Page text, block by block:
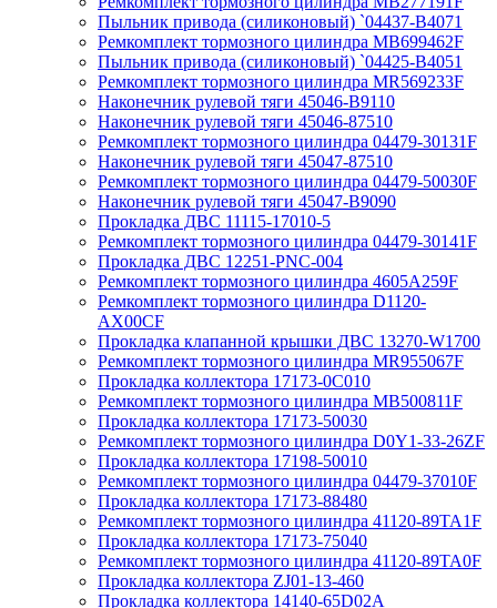
Пыльник привода (силиконовый) `04437-B4071
Ремкомплект тормозного цилиндра MB699462F
Пыльник привода (силиконовый) `04425-B4051
Ремкомплект тормозного цилиндра MR569233F
Наконечник рулевой тяги 45046-B9110
Наконечник рулевой тяги 45046-87510
Ремкомплект тормозного цилиндра 04479-30131F
Наконечник рулевой тяги 45047-87510
Ремкомплект тормозного цилиндра 04479-50030F
Наконечник рулевой тяги 45047-B9090
Прокладка ДВС 11115-17010-5
Ремкомплект тормозного цилиндра 04479-30141F
Прокладка ДВС 12251-PNC-004
Ремкомплект тормозного цилиндра 4605A259F
Ремкомплект тормозного цилиндра D1120-
AX00CF
Прокладка клапанной крышки ДВС 13270-W1700
Ремкомплект тормозного цилиндра MR955067F
Прокладка коллектора 17173-0C010
Ремкомплект тормозного цилиндра MB500811F
Прокладка коллектора 17173-50030
Ремкомплект тормозного цилиндра D0Y1-33-26ZF
Прокладка коллектора 17198-50010
Ремкомплект тормозного цилиндра 04479-37010F
Прокладка коллектора 17173-88480
Ремкомплект тормозного цилиндра 41120-89TA1F
Прокладка коллектора 17173-75040
Ремкомплект тормозного цилиндра 41120-89TA0F
Прокладка коллектора ZJ01-13-460
Прокладка коллектора 14140-65D02A